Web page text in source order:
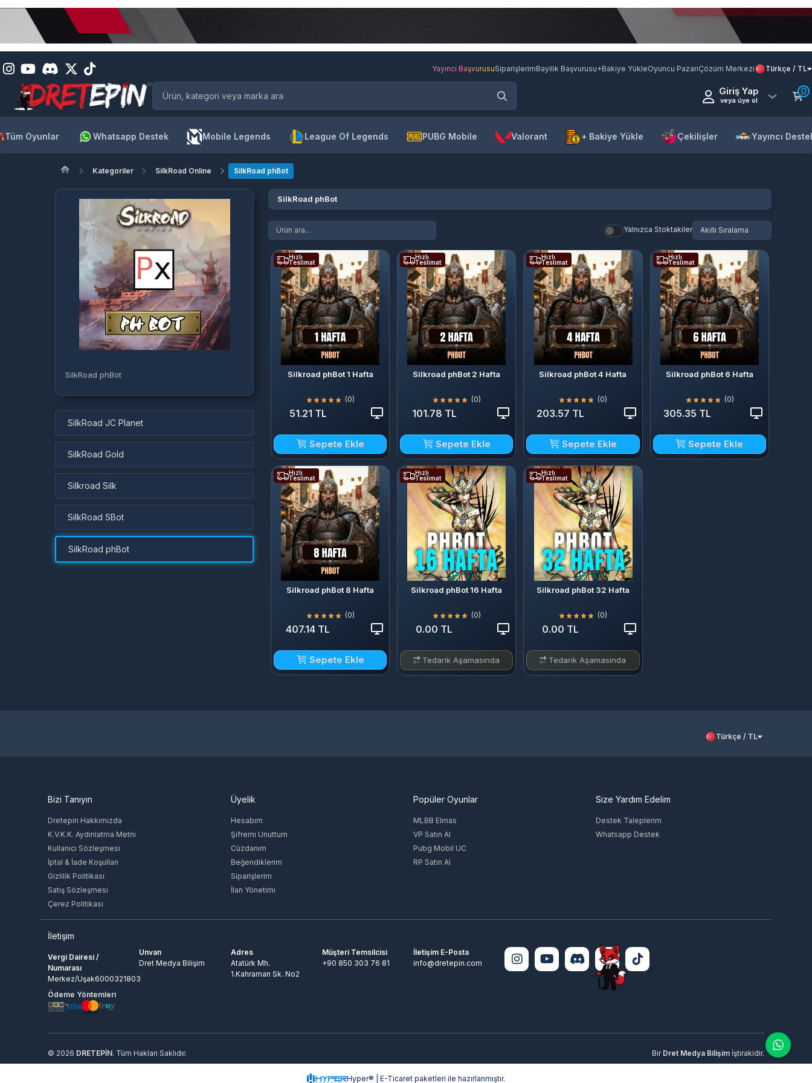
Yayıncı BaşvurusuSiparişlerimBayilik Başvurusu+Bakiye YükleOyuncu PazarıÇözüm Merkezi Türkçe / TL
Giriş Yap
veya üye ol
0
Tüm Oyunlar Whatsapp Destek Mobile Legends League Of Legends PUBG Mobile Valorant + Bakiye Yükle Çekilişler Yayıncı
Kategoriler SilkRoad Online SilkRoad phBot
SilkRoad phBot
SilkRoad JC Planet
SilkRoad Gold
Silkroad Silk
SilkRoad SBot
SilkRoad phBot
SilkRoad phBot
Yalnızca Stoktakiler
Hızlı
Teslimat
Silkroad phBot 1 Hafta
(0)
51.21 TL
Sepete Ekle
Hızlı
Teslimat
Silkroad phBot 2 Hafta
(0)
101.78 TL
Sepete Ekle
Hızlı
Teslimat
Silkroad phBot 4 Hafta
(0)
203.57 TL
Sepete Ekle
Hızlı
Teslimat
Silkroad phBot 6 Hafta
(0)
305.35 TL
Sepete Ekle
Hızlı
Teslimat
Silkroad phBot 8 Hafta
(0)
407.14 TL
Sepete Ekle
Hızlı
Teslimat
Silkroad phBot 16 Hafta
(0)
0.00 TL
Tedarik Aşamasında
Hızlı
Teslimat
Silkroad phBot 32 Hafta
(0)
0.00 TL
Tedarik Aşamasında
Türkçe / TL
Bizi Tanıyın
Dretepin Hakkımızda
K.V.K.K. Aydınlatma Metni
Kullanıcı Sözleşmesi
İptal & İade Koşulları
Gizlilik Politikası
Satış Sözleşmesi
Çerez Politikası
Üyelik
Hesabım
Şifremi Unuttum
Cüzdanım
Beğendiklerim
Siparişlerim
İlan Yönetimi
Popüler Oyunlar
MLBB Elmas
VP Satın Al
Pubg Mobil UC
RP Satın Al
Size Yardım Edelim
Destek Taleplerim
Whatsapp Destek
İletişim
Vergi Dairesi /
Numarası
Merkez/Uşak6000321803
Unvan
Dret Medya Bilişim
Adres
Atatürk Mh.
1.Kahraman Sk. No2
Müşteri Temsilcisi
+90 850 303 76 81
İletişim E-Posta
info@dretepin.com
Ödeme Yöntemleri
© 2026 DRETEPİN. Tüm Hakları Saklıdır. Bir Dret Medya Bilişimİştirakidir.
Hyper® | E-Ticaret paketleri ile hazırlanmıştır.